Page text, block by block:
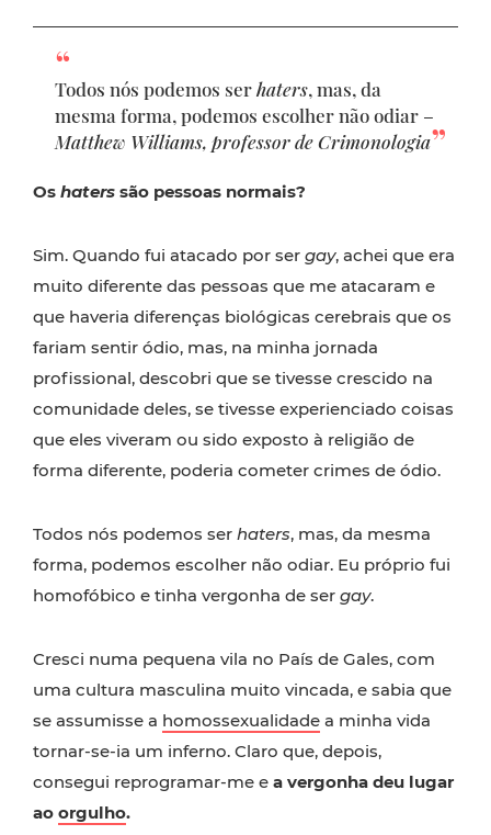
Todos nós podemos serhaters, mas, da
mesma forma, podemos escolher não odiar –
Matthew Williams, professor de Crimonologia
Os haters são pessoas normais?
Sim. Quando fui atacado por ser gay, achei que era
muito diferente das pessoas que me atacaram e
que haveria diferenças biológicas cerebrais que os
fariam sentir ódio, mas, na minha jornada
profissional, descobri que se tivesse crescido na
comunidade deles, se tivesse experienciado coisas
que eles viveram ou sido exposto à religião de
forma diferente, poderia cometer crimes de ódio.
Todos nós podemos ser haters, mas, da mesma
forma, podemos escolher não odiar. Eu próprio fui
homofóbico e tinha vergonha de ser gay.
Cresci numa pequena vila no País de Gales, com
uma cultura masculina muito vincada, e sabia que
se assumisse a homossexualidade a minha vida
tornar-se-ia um inferno. Claro que, depois,
consegui reprogramar-me e a vergonha deu lugar
ao orgulho.